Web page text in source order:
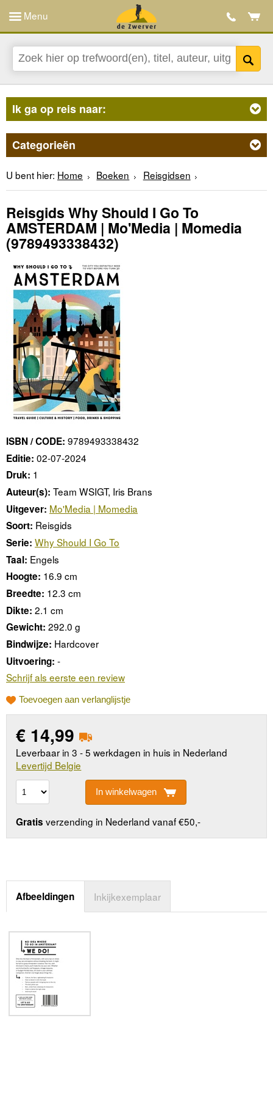
Menu
Ik ga op reis naar:
Categorieën
U bent hier: Home Boeken Reisgidsen
Reisgids Why Should I Go To
AMSTERDAM | Mo'Media | Momedia
(9789493338432)
ISBN / CODE: 9789493338432
Editie: 02-07-2024
Druk: 1
Auteur(s): Team WSIGT, Iris Brans
Uitgever: Mo'Media | Momedia
Soort: Reisgids
Serie: Why Should I Go To
Taal: Engels
Hoogte: 16.9 cm
Breedte: 12.3 cm
Dikte: 2.1 cm
Gewicht: 292.0 g
Bindwijze: Hardcover
Uitvoering: -
Schrijf als eerste een review
Toevoegen aan verlanglijstje
€ 14,99
Leverbaar in 3 - 5 werkdagen in huis in Nederland
Levertijd Belgie
In winkelwagen
Gratis verzending in Nederland vanaf €50,-
Afbeeldingen Inkijkexemplaar